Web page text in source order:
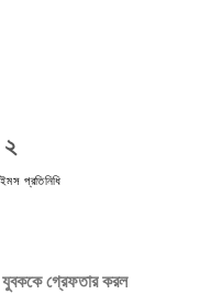
২
প্রতিনিধি
যুবককে গ্রেফতার করল